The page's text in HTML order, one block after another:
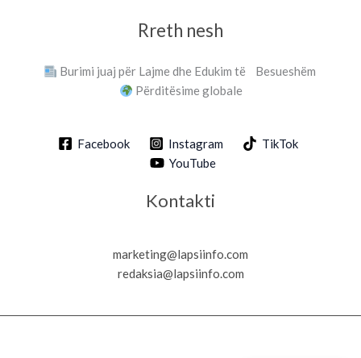
Rreth nesh
Burimi juaj për Lajme dhe Edukim të Besueshëm
Përditësime globale
Facebook Instagram
TikTok
YouTube
Kontakti
marketing@lapsiinfo.com
redaksia@lapsiinfo.com